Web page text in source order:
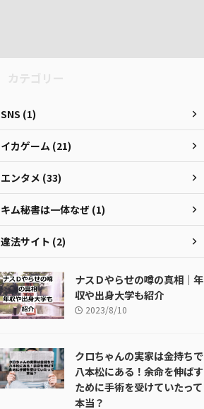
SNS (1)
イカゲーム (21)
エンタメ (33)
キム秘書は一体なぜ (1)
違法サイト (2)
ナスＤやらせの噂の真相｜年
収や出身大学も紹介
2023/8/10
クロちゃんの実家は金持ちで
八本松にある！余命を伸ばす
ために手術を受けていたって
本当？